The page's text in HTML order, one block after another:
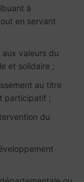
à
en servant
valeurs du
et solidaire ;
au titre
participatif ;
du